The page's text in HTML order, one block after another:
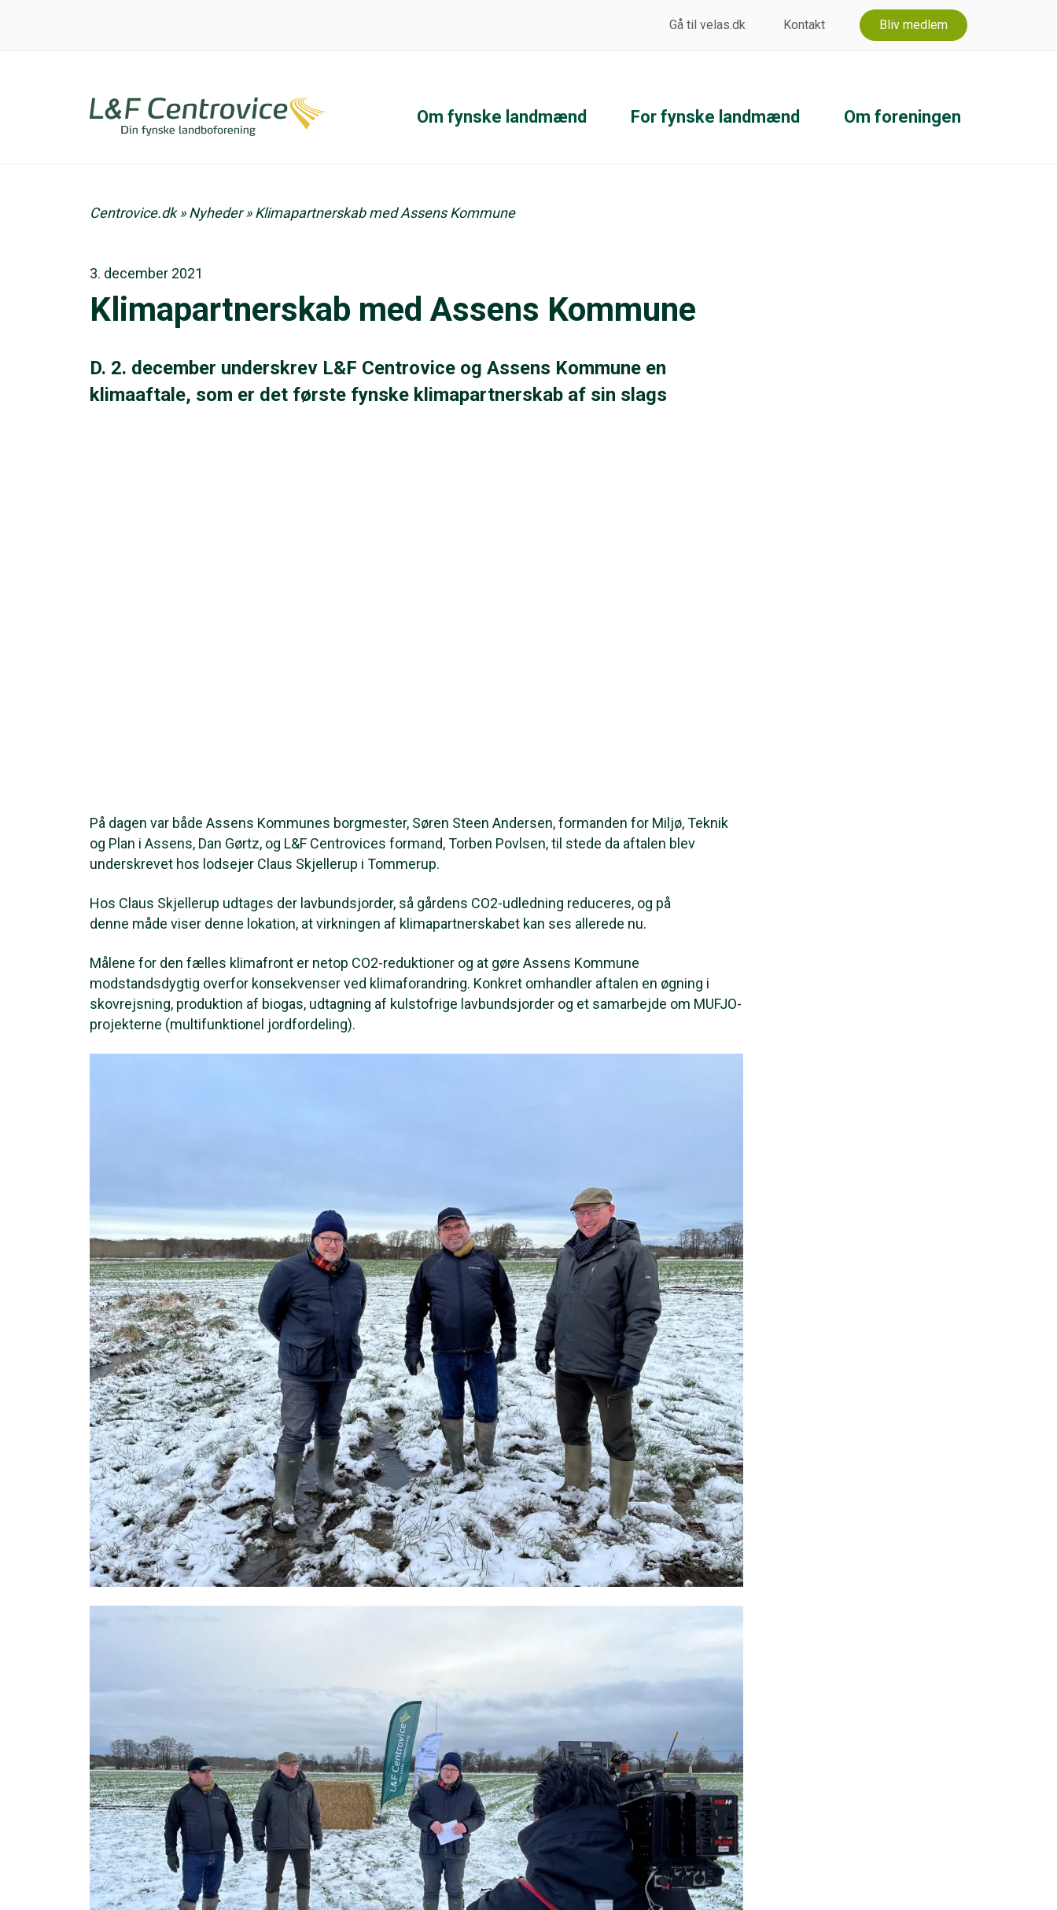
Gå til velas.dk Kontakt Bliv medlem
Om fynske landmænd For fynske landmænd Om foreningen
Centrovice.dk»Nyheder»Klimapartnerskab med Assens Kommune
3. december 2021
Klimapartnerskab med Assens Kommune
D. 2. december underskrev L&F Centrovice og Assens Kommune en
klimaaftale, som er det første fynske klimapartnerskab af sin slags
På dagen var både Assens Kommunes borgmester, Søren Steen Andersen, formanden for Miljø, Teknik
og Plan i Assens, Dan Gørtz, og L&F Centrovices formand, Torben Povlsen, til stede da aftalen blev
underskrevet hos lodsejer Claus Skjellerup i Tommerup.
Hos Claus Skjellerup udtages der lavbundsjorder, så gårdens CO2-udledning reduceres, og på
denne måde viser denne lokation, at virkningen af klimapartnerskabet kan ses allerede nu.
Målene for den fælles klimafront er netop CO2-reduktioner og at gøre Assens Kommune
modstandsdygtig overfor konsekvenser ved klimaforandring. Konkret omhandler aftalen en øgning i
skovrejsning, produktion af biogas, udtagning af kulstofrige lavbundsjorder og et samarbejde om MUFJO-
projekterne (multifunktionel jordfordeling).